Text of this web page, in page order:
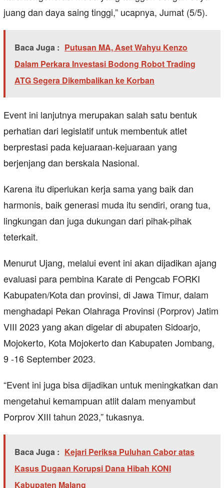
juang dan daya saing tinggi,” ucapnya, Jumat (5/5).
Baca Juga : Putusan MA, Aset Wahyu Kenzo
Dalam Perkara Investasi Bodong Robot Trading
ATG Segera Dikembalikan ke Korban
Event ini lanjutnya merupakan salah satu bentuk
perhatian dari legislatif untuk membentuk atlet
berprestasi pada kejuaraan-kejuaraan yang
berjenjang dan berskala Nasional.
Karena itu diperlukan kerja sama yang baik dan
harmonis, baik generasi muda itu sendiri, orang tua,
lingkungan dan juga dukungan dari pihak-pihak
teterkait.
Menurut Ujang, melalui event ini akan dijadikan ajang
evaluasi para pembina Karate di Pengcab FORKI
Kabupaten/Kota dan provinsi, di Jawa Timur, dalam
menghadapi Pekan Olahraga Provinsi (Porprov) Jatim
VIII 2023 yang akan digelar di abupaten Sidoarjo,
Mojokerto, Kota Mojokerto dan Kabupaten Jombang,
9 -16 September 2023.
“Event ini juga bisa dijadikan untuk meningkatkan dan
mengetahui kemampuan atlit dalam menyambut
Porprov XIII tahun 2023,” tukasnya.
Baca Juga : Kejari Periksa Puluhan Cabor atas
Kasus Dugaan Korupsi Dana Hibah KONI
Kabupaten Malang